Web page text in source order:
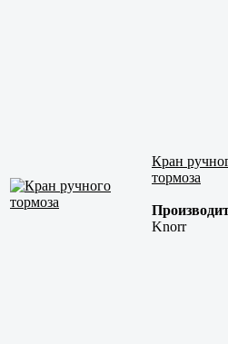
Кран
тормоза
Knorr